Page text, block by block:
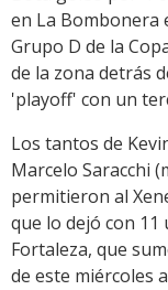
en La Bombonera
Grupo D de la
de la zona detrás
'playoff' con un
Los tantos de
Marcelo Saracchi
permitieron al
que lo dejó con
Fortaleza, que
de este miércoles